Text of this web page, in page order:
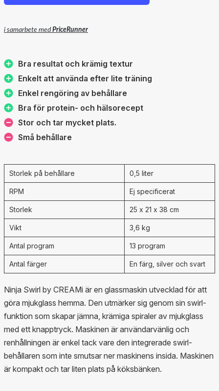
i samarbete med PriceRunner
Bra resultat och krämig textur
Enkelt att använda efter lite träning
Enkel rengöring av behållare
Bra för protein- och hälsorecept
Stor och tar mycket plats.
Små behållare
Storlek på behållare 0,5 liter
RPM Ej specificerat
Storlek 25 x 21 x 38 cm
Vikt 3,6 kg
Antal program 13 program
Antal färger En färg, silver och svart
Ninja Swirl by CREAMi är en glassmaskin utvecklad för att
göra mjukglass hemma. Den utmärker sig genom sin swirl-
funktion som skapar jämna, krämiga spiraler av mjukglass
med ett knapptryck. Maskinen är användarvänlig och
renhållningen är enkel tack vare den integrerade swirl-
behållaren som inte smutsar ner maskinens insida. Maskinen
är kompakt och tar liten plats på köksbänken.